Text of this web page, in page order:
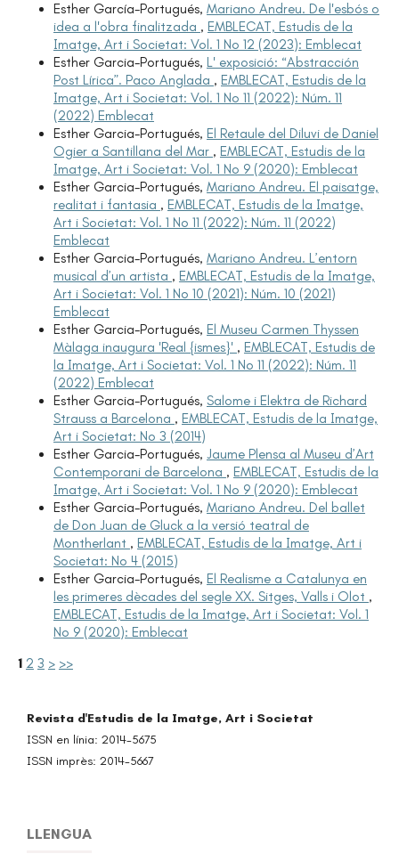
Esther García-Portugués, Mariano Andreu. De l'esbós o
idea a l'obra finalitzada , EMBLECAT, Estudis de la
Imatge, Art i Societat: Vol. 1 No 12 (2023): Emblecat
Esther Garcia-Portugués, L' exposició: “Abstracción
Post Lírica”. Paco Anglada , EMBLECAT, Estudis de la
Imatge, Art i Societat: Vol. 1 No 11 (2022): Núm. 11
(2022) Emblecat
Esther Garcia-Portugués, El Retaule del Diluvi de Daniel
Ogier a Santillana del Mar , EMBLECAT, Estudis de la
Imatge, Art i Societat: Vol. 1 No 9 (2020): Emblecat
Esther Garcia-Portugués, Mariano Andreu. El paisatge,
realitat i fantasia , EMBLECAT, Estudis de la Imatge,
Art i Societat: Vol. 1 No 11 (2022): Núm. 11 (2022)
Emblecat
Esther Garcia-Portugués, Mariano Andreu. L’entorn
musical d’un artista , EMBLECAT, Estudis de la Imatge,
Art i Societat: Vol. 1 No 10 (2021): Núm. 10 (2021)
Emblecat
Esther Garcia-Portugués, El Museu Carmen Thyssen
Màlaga inaugura 'Real {ismes}' , EMBLECAT, Estudis de
la Imatge, Art i Societat: Vol. 1 No 11 (2022): Núm. 11
(2022) Emblecat
Esther Garcia-Portugués, Salome i Elektra de Richard
Strauss a Barcelona , EMBLECAT, Estudis de la Imatge,
Art i Societat: No 3 (2014)
Esther Garcia-Portugués, Jaume Plensa al Museu d’Art
Contemporani de Barcelona , EMBLECAT, Estudis de la
Imatge, Art i Societat: Vol. 1 No 9 (2020): Emblecat
Esther Garcia-Portugués, Mariano Andreu. Del ballet
de Don Juan de Gluck a la versió teatral de
Montherlant , EMBLECAT, Estudis de la Imatge, Art i
Societat: No 4 (2015)
Esther Garcia-Portugués, El Realisme a Catalunya en
les primeres dècades del segle XX. Sitges, Valls i Olot ,
EMBLECAT, Estudis de la Imatge, Art i Societat: Vol. 1
No 9 (2020): Emblecat
1 2 3 > >>
Revista d'Estudis de la Imatge, Art i Societat
ISSN en línia: 2014-5675
ISSN imprès: 2014-5667
LLENGUA